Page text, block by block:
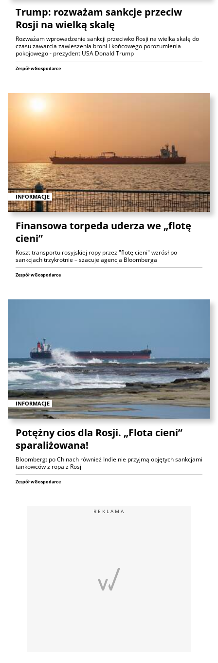
Trump: rozważam sankcje przeciw
Rosji na wielką skalę
Rozważam wprowadzenie sankcji przeciwko Rosji na wielką skalę do
czasu zawarcia zawieszenia broni i końcowego porozumienia
pokojowego - prezydent USA Donald Trump
Zespół wGospodarce
INFORMACJE
Finansowa torpeda uderza we „flotę
cieni”
Koszt transportu rosyjskiej ropy przez "flotę cieni" wzrósł po
sankcjach trzykrotnie – szacuje agencja Bloomberga
Zespół wGospodarce
INFORMACJE
Potężny cios dla Rosji. „Flota cieni”
sparaliżowana!
Bloomberg: po Chinach również Indie nie przyjmą objętych sankcjami
tankowców z ropą z Rosji
Zespół wGospodarce
REKLAMA